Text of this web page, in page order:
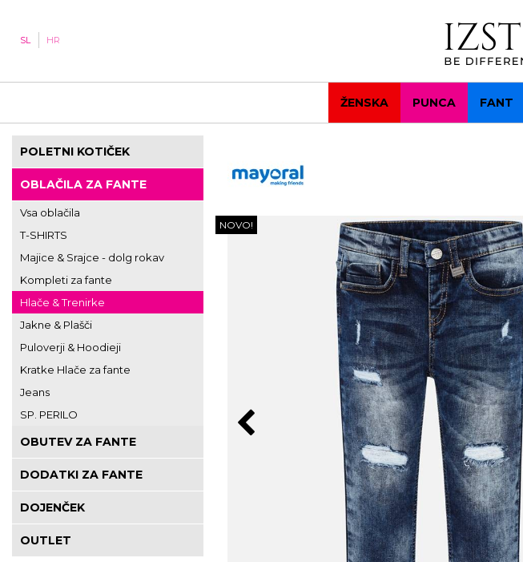
SL HR
ŽENSKA PUNCA FANT
POLETNI KOTIČEK
OBLAČILA ZA FANTE
Vsa oblačila
T-SHIRTS
Majice & Srajce - dolg rokav
Kompleti za fante
Hlače & Trenirke
Jakne & Plašči
Puloverji & Hoodieji
Kratke Hlače za fante
Jeans
SP. PERILO
OBUTEV ZA FANTE
DODATKI ZA FANTE
DOJENČEK
OUTLET
NOVO!